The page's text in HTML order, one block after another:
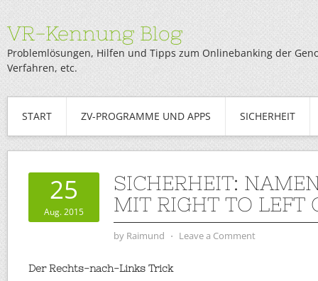
VR-Kennung Blog
Problemlösungen, Hilfen und Tipps zum Onlinebanking der
Verfahren, etc.
START ZV-PROGRAMME UND APPS SICHERHEIT
25
Aug. 2015
SICHERHEIT:
MIT RIGHT TO LEFT
by Raimund ⋅ Leave a Comment
Der Rechts-nach-Links Trick